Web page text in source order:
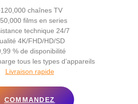
chaînes TV
films en series
technique 24/7
4K/FHD/HD/SD
% de disponibilité
tous les types d’appareils
Livraison rapide
COMMANDEZ